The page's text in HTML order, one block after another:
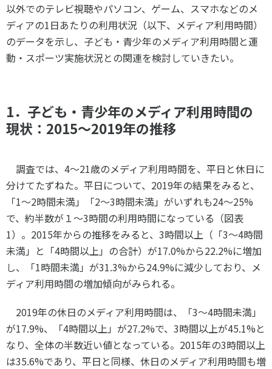
以外でのテレビ視聴やパソコン、ゲーム、スマホなどのメ
ディアの1日あたりの利用状況（以下、メディア利用時間）
のデータを示し、子ども・青少年のメディア利用時間と運
動・スポーツ実施状況との関連を検討していきたい。
1．子ども・青少年のメディア利用時間の
現状：2015～2019年の推移
調査では、 4～21歳のメディア利用時間を、平日と休日に
分けてたずねた。平日について、 2019年の結果をみると、
「1～2時間未満」「2～3時間未満」がいずれも24～25%
で、約半数が１～3時間の利用時間になっている（図表
1）。 2015年からの推移をみると、 3時間以上（「3～4時間
未満」と「4時間以上」の合計）が17.0%から22.2%に増加
し、「1時間未満」が31.3%から24.9%に減少しており、メ
ディア利用時間の増加傾向がみられる。
2019年の休日のメディア利用時間は、「3～4時間未満」
が17.9%、「4時間以上」が27.2%で、 3時間以上が45.1%と
なり、全体の半数近い値となっている。 2015年の3時間以上
は35.6%であり、平日と同様、休日のメディア利用時間も増